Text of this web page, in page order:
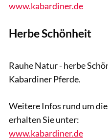
www.kabardiner.de
Herbe Schönheit
Rauhe Natur - herbe
Kabardiner Pferde.
Weitere Infos rund um
erhalten Sie unter:
www.kabardiner.de